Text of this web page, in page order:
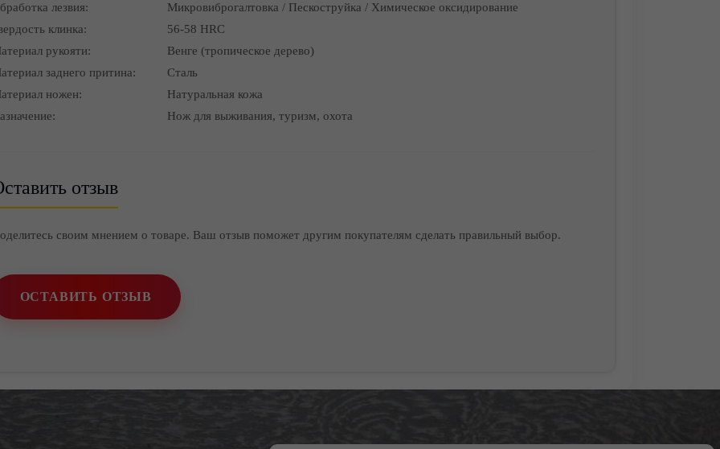
лезвия:
Микровиброгалтовка / Пескоструйка / Химическое оксидирование
клинка:
56-58 HRC
рукояти:
Венге (тропическое дерево)
заднего притина:
Сталь
ножен:
Натуральная кожа
Нож для выживания, туризм, охота
отзыв
своим мнением о товаре. Ваш отзыв поможет другим покупателям сделать правильный выбор.
ОСТАВИТЬ ОТЗЫВ